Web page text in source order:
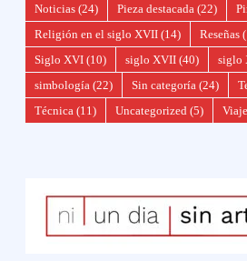
Noticias (24) Pieza destacada (22)
Religión en el siglo XVII (14) Reseñas
Siglo XVI (10) siglo XVII (40) siglo
simbología (22) Sin categoría (24)
Técnica (11) Uncategorized (5)